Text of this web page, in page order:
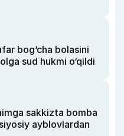
bog‘cha bolasini
sud hukmi o‘qildi
sakkizta bomba
ayblovlardan